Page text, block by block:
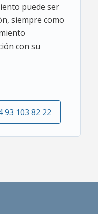
puede ser
siempre como
con su
93 103 82 22